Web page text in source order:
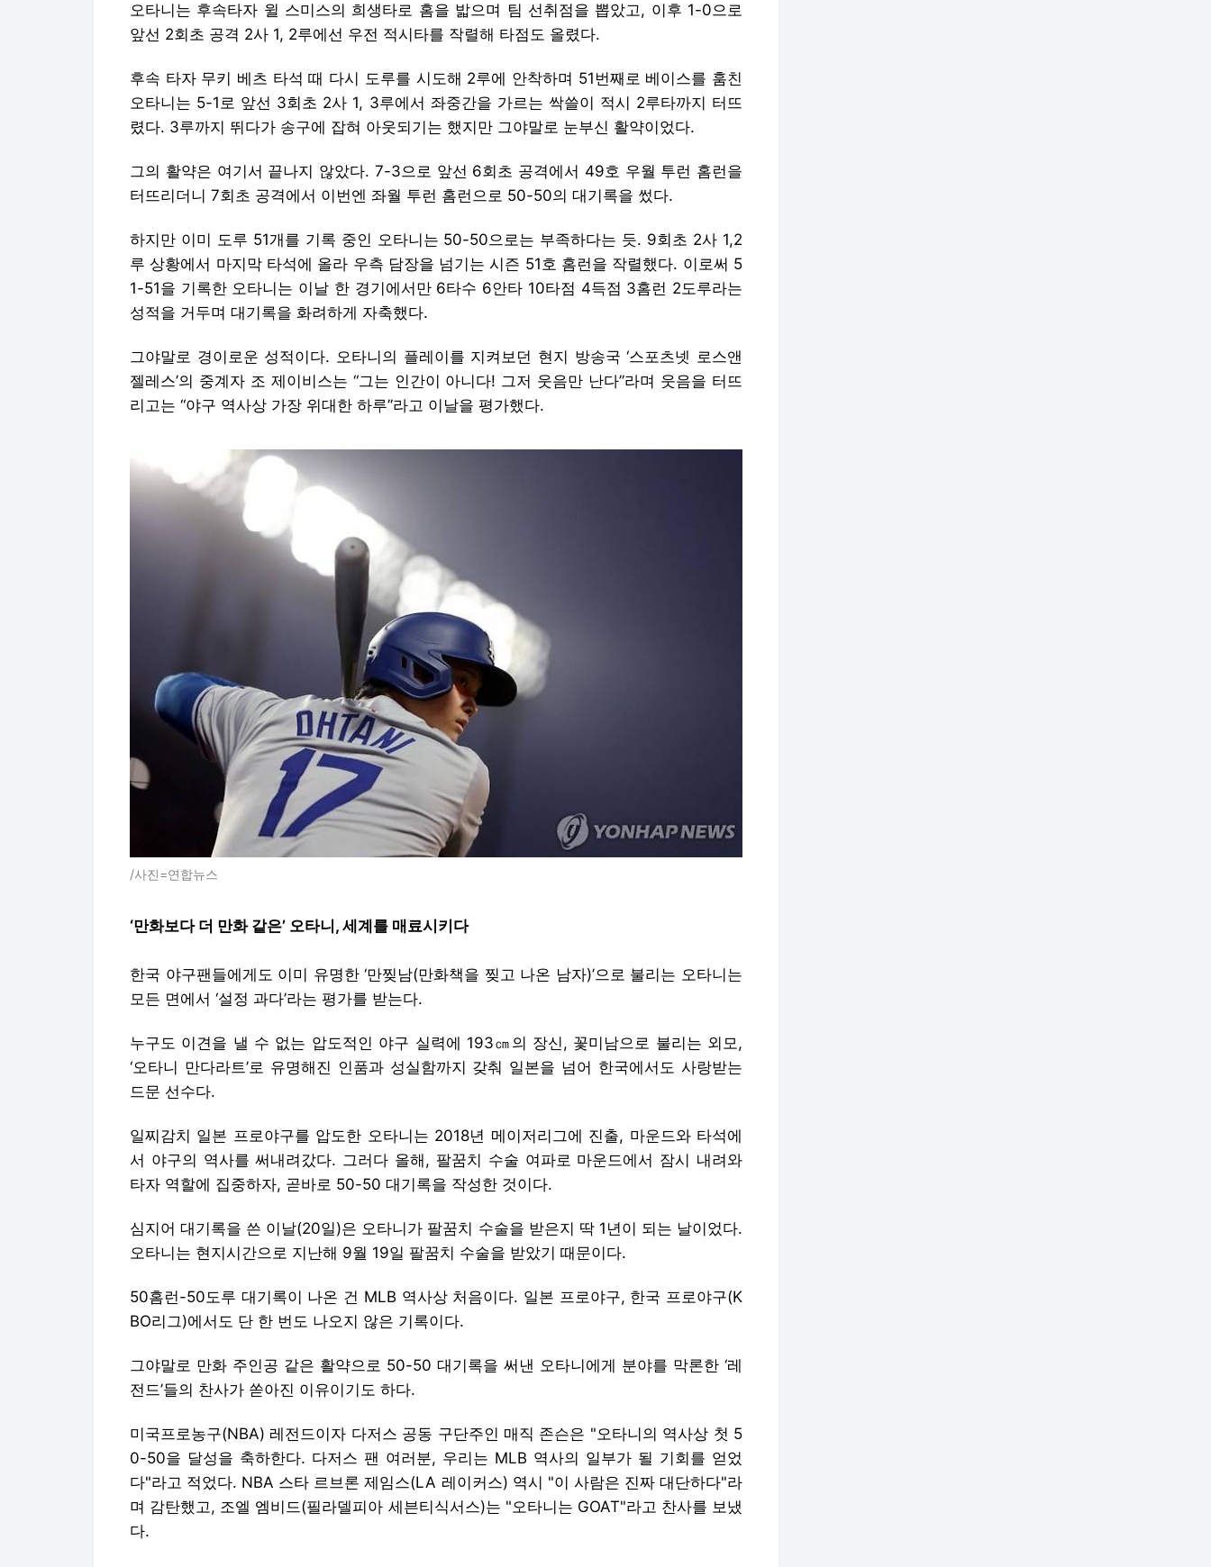
오타니는 후속타자 윌 스미스의 희생타로 홈을 밟으며 팀 선취점을 뽑았고, 이후 1-0으로
앞선 2회초 공격 2사 1, 2루에선 우전 적시타를 작렬해 타점도 올렸다.
후속 타자 무키 베츠 타석 때 다시 도루를 시도해 2루에 안착하며 51번째로 베이스를 훔친
오타니는 5-1로 앞선 3회초 2사 1, 3루에서 좌중간을 가르는 싹쓸이 적시 2루타까지 터뜨
렸다. 3루까지 뛰다가 송구에 잡혀 아웃되기는 했지만 그야말로 눈부신 활약이었다.
그의 활약은 여기서 끝나지 않았다. 7-3으로 앞선 6회초 공격에서 49호 우월 투런 홈런을
터뜨리더니 7회초 공격에서 이번엔 좌월 투런 홈런으로 50-50의 대기록을 썼다.
하지만 이미 도루 51개를 기록 중인 오타니는 50-50으로는 부족하다는 듯. 9회초 2사 1,2
루 상황에서 마지막 타석에 올라 우측 담장을 넘기는 시즌 51호 홈런을 작렬했다. 이로써 5
1-51을 기록한 오타니는 이날 한 경기에서만 6타수 6안타 10타점 4득점 3홈런 2도루라는
성적을 거두며 대기록을 화려하게 자축했다.
그야말로 경이로운 성적이다. 오타니의 플레이를 지켜보던 현지 방송국 ‘스포츠넷 로스앤
젤레스’의 중계자 조 제이비스는 “그는 인간이 아니다! 그저 웃음만 난다”라며 웃음을 터뜨
리고는 “야구 역사상 가장 위대한 하루”라고 이날을 평가했다.
/사진=연합뉴스
‘만화보다 더 만화 같은’ 오타니, 세계를 매료시키다
한국 야구팬들에게도 이미 유명한 ‘만찢남(만화책을 찢고 나온 남자)’으로 불리는 오타니는
모든 면에서 ‘설정 과다’라는 평가를 받는다.
누구도 이견을 낼 수 없는 압도적인 야구 실력에 193㎝의 장신, 꽃미남으로 불리는 외모,
‘오타니 만다라트’로 유명해진 인품과 성실함까지 갖춰 일본을 넘어 한국에서도 사랑받는
드문 선수다.
일찌감치 일본 프로야구를 압도한 오타니는 2018년 메이저리그에 진출, 마운드와 타석에
서 야구의 역사를 써내려갔다. 그러다 올해, 팔꿈치 수술 여파로 마운드에서 잠시 내려와
타자 역할에 집중하자, 곧바로 50-50 대기록을 작성한 것이다.
심지어 대기록을 쓴 이날(20일)은 오타니가 팔꿈치 수술을 받은지 딱 1년이 되는 날이었다.
오타니는 현지시간으로 지난해 9월 19일 팔꿈치 수술을 받았기 때문이다.
50홈런-50도루 대기록이 나온 건 MLB 역사상 처음이다. 일본 프로야구, 한국 프로야구(K
BO리그)에서도 단 한 번도 나오지 않은 기록이다.
그야말로 만화 주인공 같은 활약으로 50-50 대기록을 써낸 오타니에게 분야를 막론한 ‘레
전드’들의 찬사가 쏟아진 이유이기도 하다.
미국프로농구(NBA) 레전드이자 다저스 공동 구단주인 매직 존슨은 "오타니의 역사상 첫 5
0-50을 달성을 축하한다. 다저스 팬 여러분, 우리는 MLB 역사의 일부가 될 기회를 얻었
다"라고 적었다. NBA 스타 르브론 제임스(LA 레이커스) 역시 "이 사람은 진짜 대단하다"라
며 감탄했고, 조엘 엠비드(필라델피아 세븐티식서스)는 "오타니는 GOAT"라고 찬사를 보냈
다.